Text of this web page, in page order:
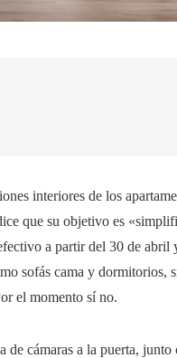
interiores de los
que su objetivo es
a partir del 30 de
sofás cama y dormitorios,
el momento sí no.
de cámaras a la puerta,